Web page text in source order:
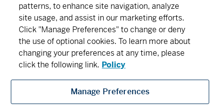
Série A - (MDM010) 6,90 -0,02 -0,29
Série D - (MDM8010) 9,20 -0,03 -0,33
Série F - (MDM9010) 9,20 -0,03
Fonds international de croissance MD
patterns, to enhance site navigation, analyze
site usage, and assist in our marketing efforts.
Click "Manage Preferences" to change or deny
the use of optional cookies. To learn more about
changing your preferences at any time, please
click the following link. Policy
Manage Preferences
Notre organisation Abonnement
Trouver un bureau Carrières Salle de presse
Gestion financière MD regroupe Gestion financière MD inc., Gestion MD limitée,